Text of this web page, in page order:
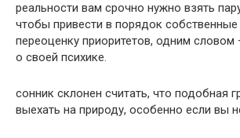
реальности вам срочно нужно взять
чтобы привести в порядок собственные
переоценку приоритетов, одним словом
о своей психике.
сонник склонен считать, что подобная
выехать на природу, особенно если вы